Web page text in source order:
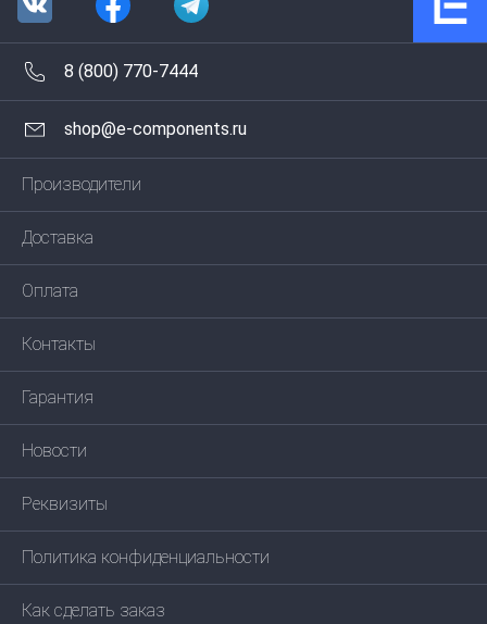
8 (800) 770-7444
shop@e-components.ru
Производители
Доставка
Оплата
Контакты
Гарантия
Новости
Реквизиты
Политика конфиденциальности
Как сделать заказ